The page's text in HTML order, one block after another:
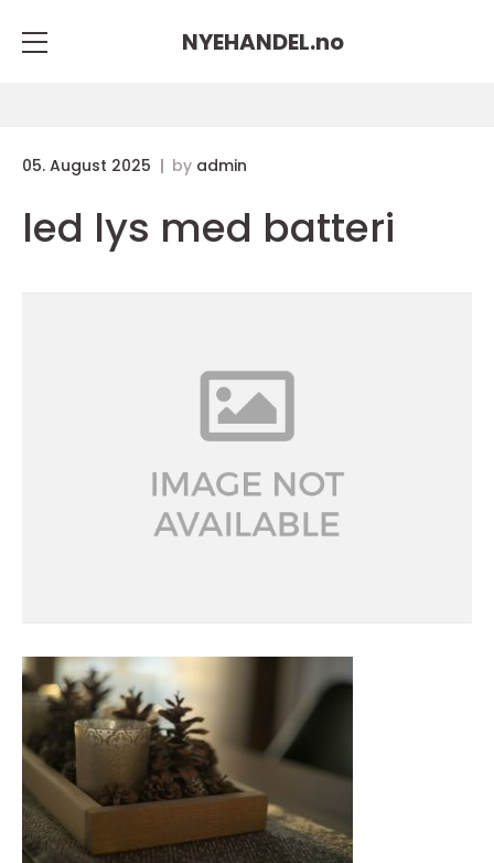
NYEHANDEL.no
05. August 2025 by admin
led lys med batteri